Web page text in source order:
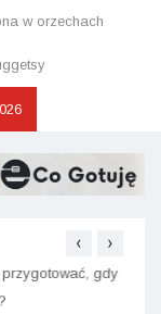
w orzechach
gdy
‹ ›